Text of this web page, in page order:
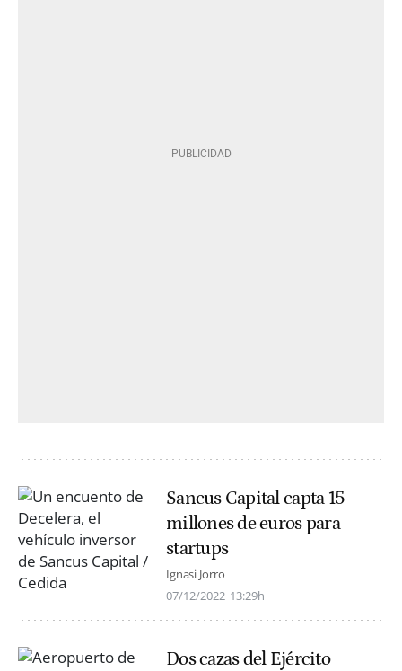
Sancus Capital capta 15
millones de euros para
startups
Ignasi Jorro
07/12/2022 13:29h
Dos cazas del Ejército